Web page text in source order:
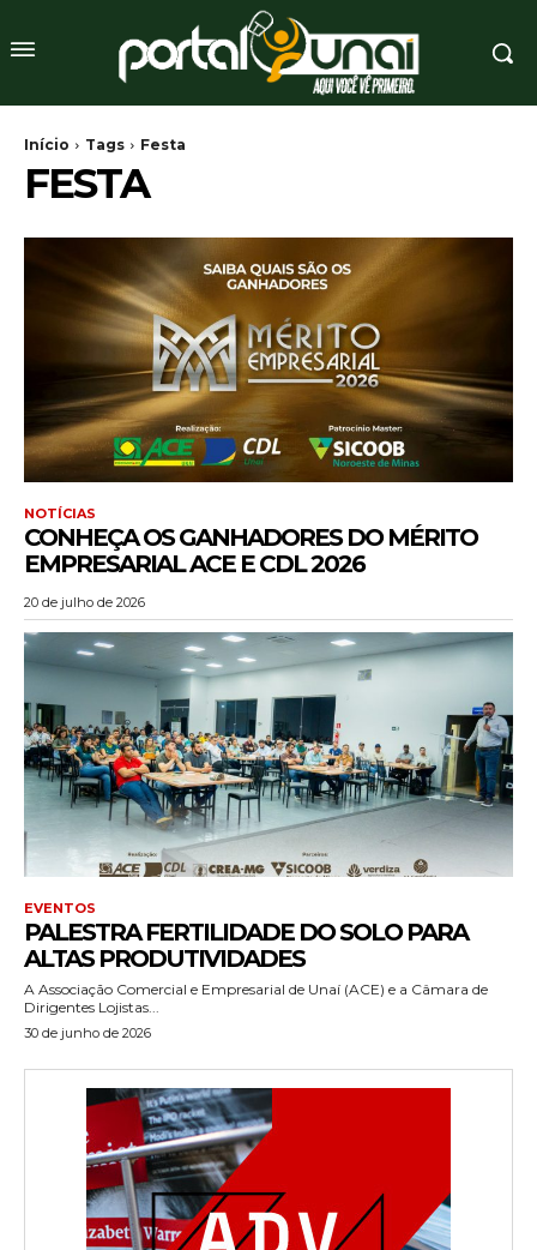
Início Tags Festa
FESTA
NOTÍCIAS
CONHEÇA OS GANHADORES DO MÉRITO
EMPRESARIAL ACE E CDL 2026
20 de julho de 2026
EVENTOS
PALESTRA FERTILIDADE DO SOLO PARA
ALTAS PRODUTIVIDADES
A Associação Comercial e Empresarial de Unaí (ACE) e a Câmara de
Dirigentes Lojistas...
30 de junho de 2026